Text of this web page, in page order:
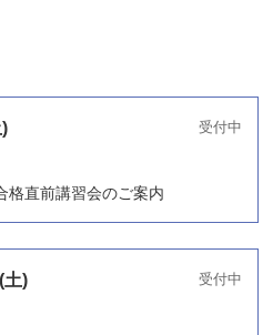
受付中
格直前講習会のご案内
受付中
土)